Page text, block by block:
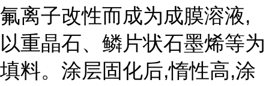
氟离子改性而成为成膜溶液,
以重晶石、鳞片状石墨烯等为
填料。涂层固化后,惰性高,涂